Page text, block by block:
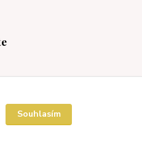
brana
Souhlasím